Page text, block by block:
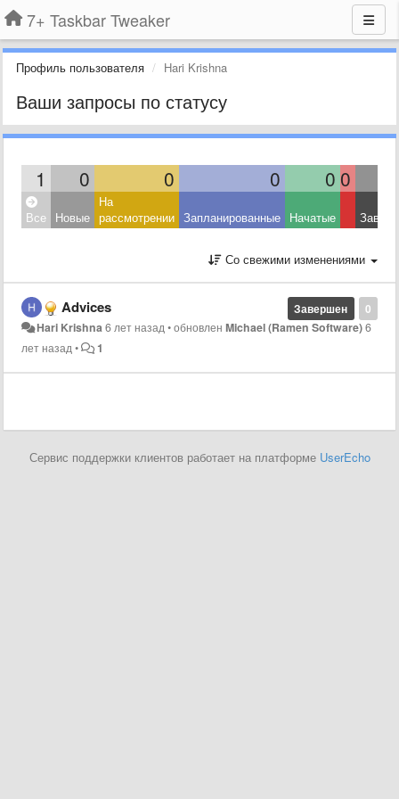
7+ Taskbar Tweaker
Профиль пользователя Hari Krishna
Ваши запросы по статусу
1 0 0 0 0 0
Все Новые
На
рассмотрении Запланированные Начатые
Со свежими изменениями
0
Завершен
Advices
Hari Krishna6 лет назад•обновленMichael (Ramen Software)6
лет назад• 1
Сервис поддержки клиентов работает на платформе UserEcho